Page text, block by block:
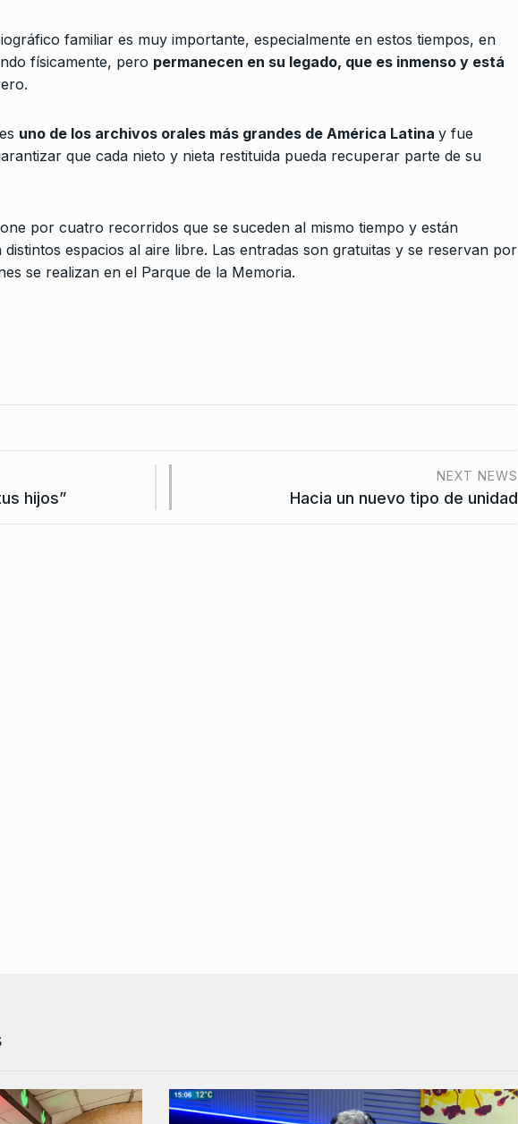
familiar es muy importante, especialmente en estos tiempos, en
físicamente, pero permanecen en su legado, que es inmenso y está
uno de los archivos orales más grandes de América Latina y fue
que cada nieto y nieta restituida pueda recuperar parte de su
por cuatro recorridos que se suceden al mismo tiempo y están
espacios al aire libre. Las entradas son gratuitas y se reservan por
se realizan en el Parque de la Memoria.
hijos”
NEXT NEWS
Hacia un nuevo tipo de unidad
en El…
2 De Junio De 2024
López: «Pediremos por
de los cuatro
Mercado tiene indiferencia
el sufrimiento»